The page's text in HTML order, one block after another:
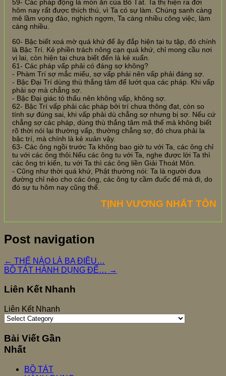
59- Các pháp động là món ăn của Bồ Tát. Ta thị hiện ra đời
hôm nay rất được thích thú, vì Ta có sự làm. Chúng sanh càng
mê lầm vọng đảo, nghịch ngợm, Ta càng nhiều công việc, làm
càng nhiều.
60- Bậc biết xoá mờ quá khứ để ây đắp hiện tại tu tập, đó chính
là Bậc Trí. Kẻ phiền trách nông cạn quá khứ, chỉ mong cầu nơi
vị lai, còn hiện tại chưa biết đến là kẻ xuẩn.
61- Các pháp vấp phải có đáng sợ không?
- Phàm Trí sợ mắc miếu, sợ vấp phải nên vấp phải đáng sợ.
- Bậc Đại Trí dùng thù thắng tâm để lướt qua các pháp. Khi vấp
phải sợ mà chẳng sợ.
- Bậc Đại giác tỏ thấu nên không vấp, không sợ.
62- Bậc Trí vấp phải các pháp bởi trí chưa thông đạt, còn so
tính sự đúng sai, khi vấp phải dù chẳng sợ nhưng bị sợ. Nếu cứ
chẳng sợ các pháp, dùng thù thắng tâm mã thế mà không biết
rõ thời nói lại thường vấp, thường chẳng sợ, đó chưa phải la
bậc trí, mà chính là kẻ xuản vậy.
63- Các ông ngồi trước Ta không bao giờ tu với Ta, các ông chỉ
tu với các ông thôi.Nếu các ông tu với Ta, nghe được lời Ta thì
các ông tri kiến, tu với Ta thì các ông liền Giải Thoát Môn.
- Cũng như thời quá khứ, Phật thường nói: Ta là người đưa
đường chỉ nẻo cho các ông, các ông tự cầm đuốc để mà đi, do
đó sự tu hôm nay cũng thế.
TỊNH VƯƠNG NHẤT TÔN
Post navigation
← THẾ NÀO LÀ BA ĐIỀU…
BỒ TÁT HÀNH DỤNG ĐỂ… →
Liên Kết Nhanh
Liên Kết Nhanh
Bài Viết Gần
Nhất
BỒ TÁT